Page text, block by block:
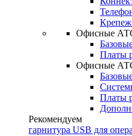
Крепеж
Офисные
Платы
Офисные
Платы
Рекомендуем
гарнитура USB для